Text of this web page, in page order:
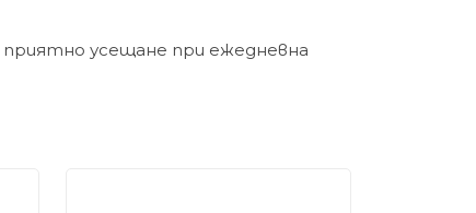
усещане при ежедневна